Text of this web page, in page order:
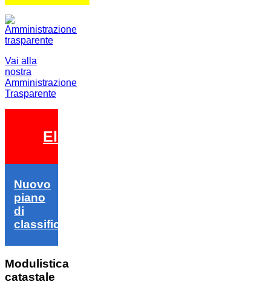
Vai alla
nostra
Amministrazione
Trasparente
Elezioni 2026
Nuovo
piano
di
classifica
Modulistica
catastale